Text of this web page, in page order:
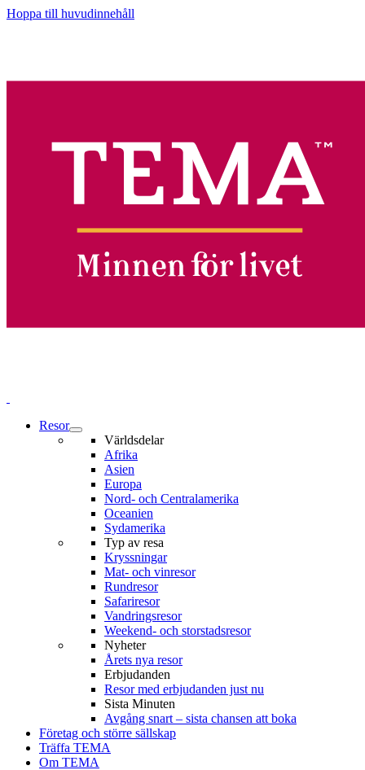
Hoppa till huvudinnehåll
Resor
Världsdelar
Afrika
Asien
Europa
Nord- och Centralamerika
Oceanien
Sydamerika
Typ av resa
Kryssningar
Mat- och vinresor
Rundresor
Safariresor
Vandringsresor
Weekend- och storstadsresor
Nyheter
Årets nya resor
Erbjudanden
Resor med erbjudanden just nu
Sista Minuten
Avgång snart – sista chansen att boka
Företag och större sällskap
Träffa TEMA
Om TEMA